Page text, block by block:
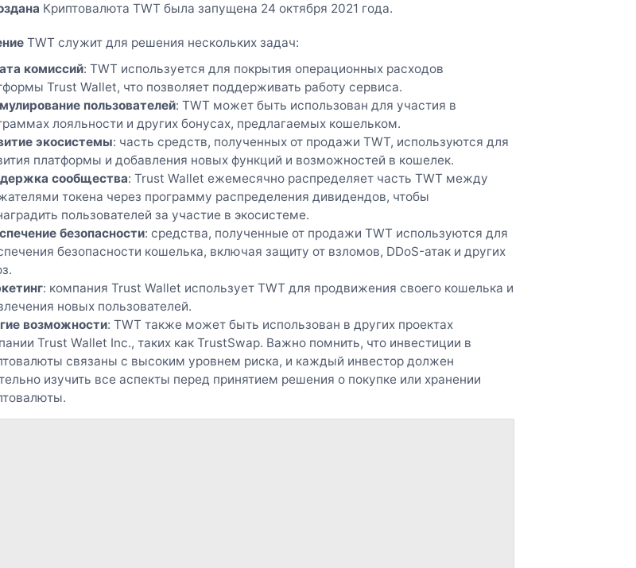
Криптовалюта TWT была запущена 24 октября 2021 года.
TWT служит для решения нескольких задач:
комиссий: TWT используется для покрытия операционных расходов
Trust Wallet, что позволяет поддерживать работу сервиса.
пользователей: TWT может быть использован для участия в
лояльности и других бонусах, предлагаемых кошельком.
экосистемы: часть средств, полученных от продажи TWT, используются для
платформы и добавления новых функций и возможностей в кошелек.
сообщества: Trust Wallet ежемесячно распределяет часть TWT между
токена через программу распределения дивидендов, чтобы
пользователей за участие в экосистеме.
безопасности: средства, полученные от продажи TWT используются для
безопасности кошелька, включая защиту от взломов, DDoS-атак и других
: компания Trust Wallet использует TWT для продвижения своего кошелька и
новых пользователей.
возможности: TWT также может быть использован в других проектах
Trust Wallet Inc., таких как TrustSwap. Важно помнить, что инвестиции в
связаны с высоким уровнем риска, и каждый инвестор должен
изучить все аспекты перед принятием решения о покупке или хранении